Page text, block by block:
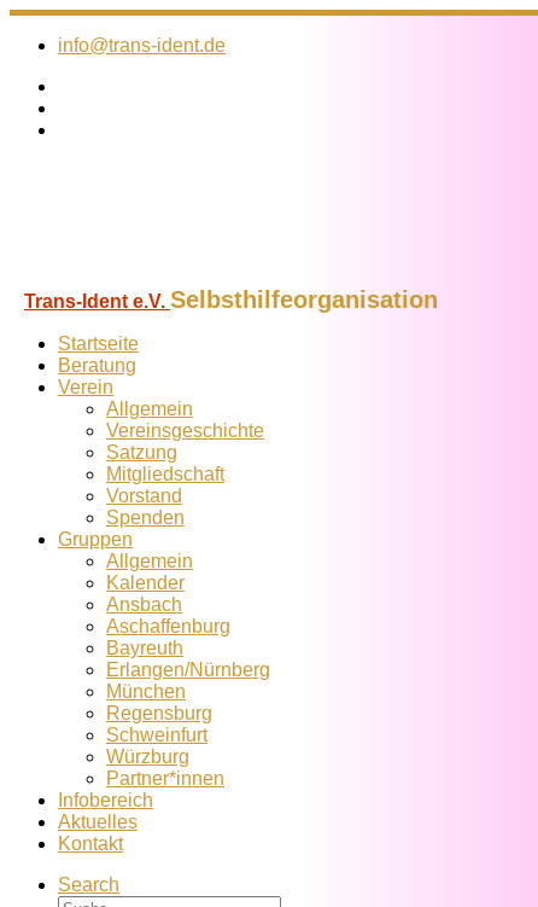
Zum
Inhalt
info@trans-ident.de
Trans-Ident e.V. Selbsthilfeorganisation
Startseite
Beratung
Verein
Allgemein
Vereins­geschichte
Satzung
Mitglied­schaft
Vorstand
Spenden
Gruppen
Allgemein
Kalender
Ansbach
Aschaffenburg
Bayreuth
Erlangen/Nürnberg
München
Regensburg
Schweinfurt
Würzburg
Partner*innen
Infobereich
Aktuelles
Kontakt
Search